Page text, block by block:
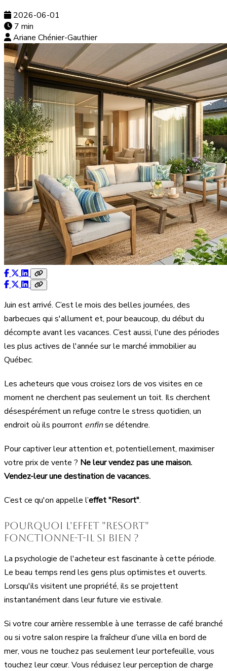
2026-06-01
7 min
Ariane Chénier-Gauthier
Juin est arrivé. C’est le mois des belles journées, des
barbecues qui s'allument et, pour beaucoup, du début du
décompte avant les vacances. C’est aussi, l'une des périodes
les plus actives de l'année sur le marché immobilier au
Québec.
Les acheteurs que vous croisez lors de vos visites en ce
moment ne cherchent pas seulement un toit. Ils cherchent
désespérément un refuge contre le stress quotidien, un
endroit où ils pourront enfinse détendre.
Pour captiver leur attention et, potentiellement, maximiser
votre prix de vente ? Ne leur vendez pas une maison.
Vendez-leur une destination de vacances.
C’est ce qu'on appelle l’effet "Resort".
Pourquoi l'effet "Resort"
fonctionne-t-il si bien ?
La psychologie de l'acheteur est fascinante à cette période.
Le beau temps rend les gens plus optimistes et ouverts.
Lorsqu'ils visitent une propriété, ils se projettent
instantanément dans leur future vie estivale.
Si votre cour arrière ressemble à une terrasse de café branché
ou si votre salon respire la fraîcheur d’une villa en bord de
mer, vous ne touchez pas seulement leur portefeuille, vous
touchez leur cœur. Vous réduisez leur perception de charge